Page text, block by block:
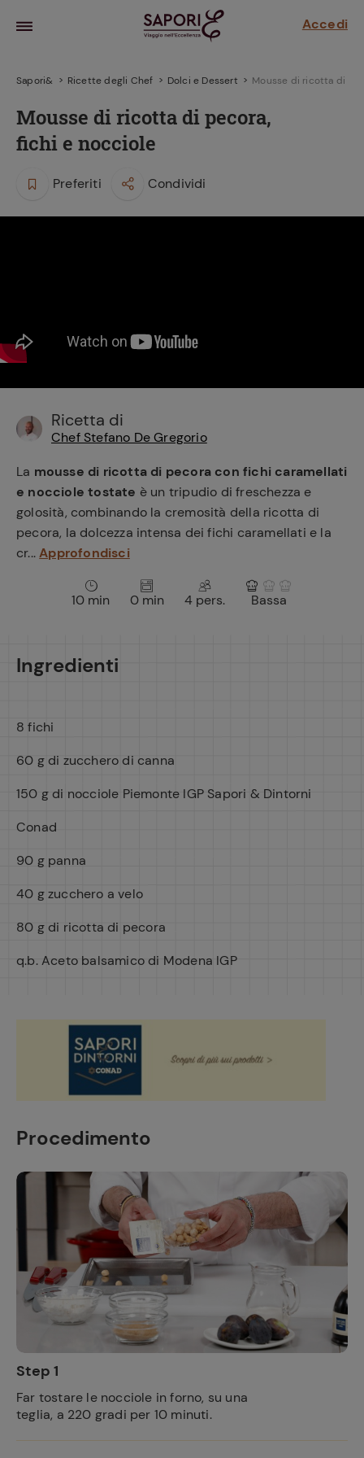
Accedi
ricetta
il
Sapori& Ricette degli Chef Dolci e Dessert Mousse di ricotta di
Mousse di ricotta di pecora,
fichi e nocciole
Preferiti Condividi
Ricetta di
Chef Stefano De Gregorio
La mousse di ricotta di pecora con fichi caramellati
e nocciole tostate è un tripudio di freschezza e
golosità, combinando la cremosità della ricotta di
pecora, la dolcezza intensa dei fichi caramellati e la
cr... Approfondisci
10 min 0 min 4 pers. Bassa
Ingredienti
8 fichi
60 g di zucchero di canna
150 g di nocciole Piemonte IGP Sapori & Dintorni
Conad
90 g panna
40 g zucchero a velo
80 g di ricotta di pecora
q.b. Aceto balsamico di Modena IGP
Procedimento
Step 1
Far tostare le nocciole in forno, su una
teglia, a 220 gradi per 10 minuti.